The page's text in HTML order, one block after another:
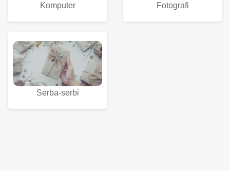
Komputer Fotografi
Serba-serbi